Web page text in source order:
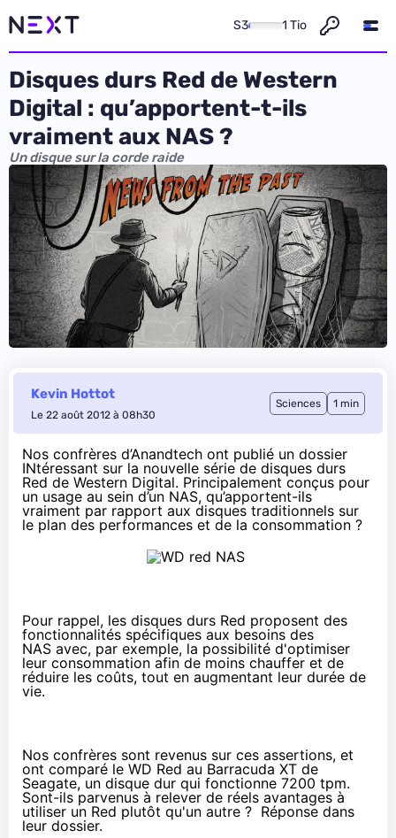
S3 1 Tio
Disques durs Red de Western
Digital : qu’apportent-t-ils
vraiment aux NAS ?
Un disque sur la corde raide
Kevin Hottot
Le 22 août 2012 à 08h30
Sciences 1 min
Nos confrères d’Anandtech ont publié un dossier
INtéressant sur la nouvelle série de disques durs
Red de Western Digital. Principalement conçus pour
un usage au sein d’un NAS, qu’apportent-ils
vraiment par rapport aux disques traditionnels sur
le plan des performances et de la consommation ?
Pour rappel, les disques durs Red proposent des
fonctionnalités spécifiques aux besoins des
NAS avec, par exemple, la possibilité d'optimiser
leur consommation afin de moins chauffer et de
réduire les coûts, tout en augmentant leur durée de
vie.
Nos confrères sont revenus sur ces assertions, et
ont comparé le WD Red au Barracuda XT de
Seagate, un disque dur qui fonctionne 7200 tpm.
Sont-ils parvenus à relever de réels avantages à
utiliser un Red plutôt qu'un autre ? Réponse dans
leur dossier.